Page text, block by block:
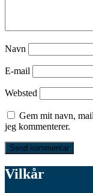
Navn
E-mail
Websted
Gem mit navn,
jeg kommenterer.
Vilkår